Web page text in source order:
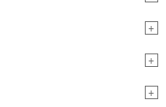
+
+
+